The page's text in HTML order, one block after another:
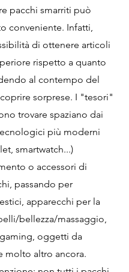
pacchi smarriti può
conveniente. Infatti,
di ottenere articoli
rispetto a quanto
al contempo del
sorprese. I "tesori"
trovare spaziano dai
più moderni
smartwatch...)
o accessori di
passando per
apparecchi per la
bellezza/massaggio,
oggetti da
molto altro ancora.